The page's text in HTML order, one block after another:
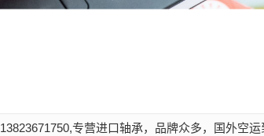
专营进口轴承，品牌众多，国外空